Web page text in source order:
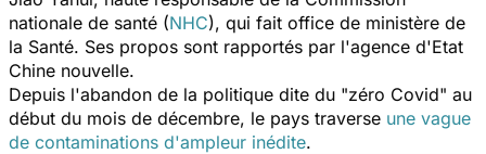
nationale de santé (NHC), qui fait office de ministère de
la Santé. Ses propos sont rapportés par l'agence d'Etat
Chine nouvelle.
Depuis l'abandon de la politique dite du "zéro Covid" au
début du mois de décembre, le pays traverse une vague
de contaminations d'ampleur inédite.